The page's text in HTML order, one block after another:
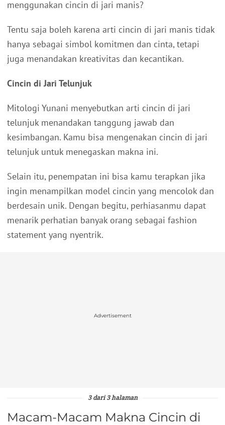
menggunakan cincin di jari manis?
Tentu saja boleh karena arti cincin di jari manis tidak
hanya sebagai simbol komitmen dan cinta, tetapi
juga menandakan kreativitas dan kecantikan.
Cincin di Jari Telunjuk
Mitologi Yunani menyebutkan arti cincin di jari
telunjuk menandakan tanggung jawab dan
kesimbangan. Kamu bisa mengenakan cincin di jari
telunjuk untuk menegaskan makna ini.
Selain itu, penempatan ini bisa kamu terapkan jika
ingin menampilkan model cincin yang mencolok dan
berdesain unik. Dengan begitu, perhiasanmu dapat
menarik perhatian banyak orang sebagai fashion
statement yang nyentrik.
Advertisement
3 dari 3 halaman
Macam-Macam Makna Cincin di